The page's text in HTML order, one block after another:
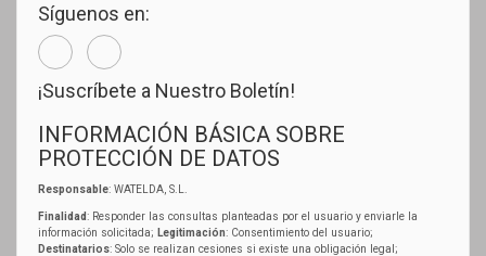
Síguenos en:
¡Suscríbete a Nuestro Boletín!
INFORMACIÓN BÁSICA SOBRE
PROTECCIÓN DE DATOS
Responsable: WATELDA, S.L.
Finalidad: Responder las consultas planteadas por el usuario y enviarle la
información solicitada; Legitimación: Consentimiento del usuario;
Destinatarios: Solo se realizan cesiones si existe una obligación legal;